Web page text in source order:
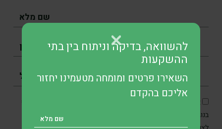
אני מסכים/ה כי SKN תיצור איתי קשר בטלפון, בדוא״ל ובוואטסאפ
בנוגע לפנייתי, וכן מאשר/ת את איסוף והשימוש במידע האישי שלי
להשוואה, בדיקה וניתוח בין בתי
ההשקעות
השאירו פרטים ומומחה מטעמינו יחזור
אליכם בהקדם